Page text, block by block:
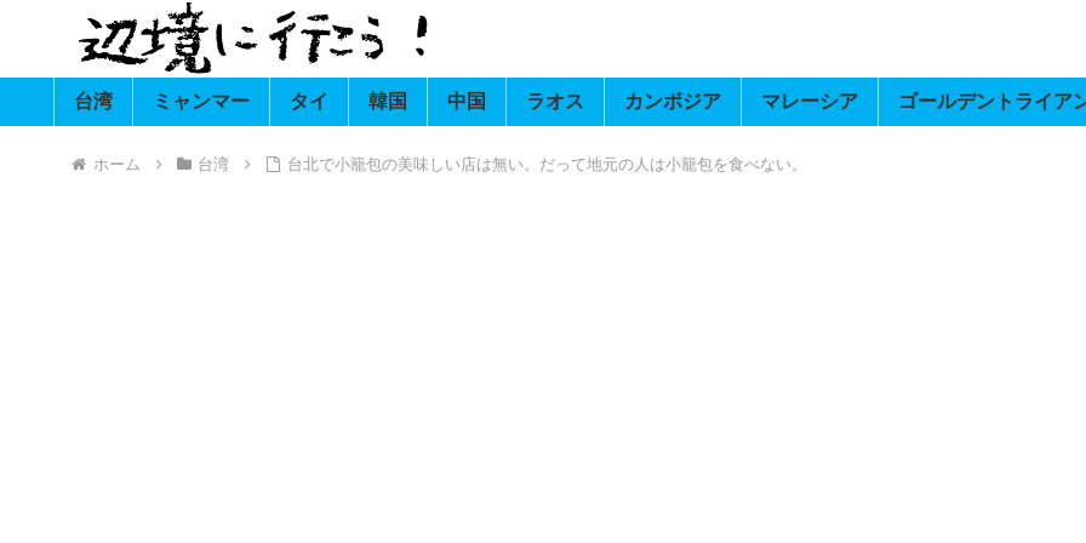
台湾 ミャンマー タイ 韓国 中国 ラオス カンボジア マレーシア ゴールデントライア
ホーム 台湾 台北で小籠包の美味しい店は無い。だって地元の人は小籠包を食べない。